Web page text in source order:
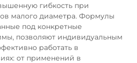
гибкость при
малого диаметра. Формулы
под конкретные
позволяют индивидуальным
работать в
от применений в